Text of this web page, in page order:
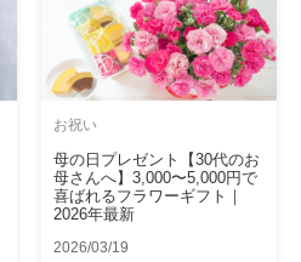
お祝い
母の日プレゼント【30代のお
母さんへ】3,000〜5,000円で
喜ばれるフラワーギフト｜
2026年最新
2026/03/19